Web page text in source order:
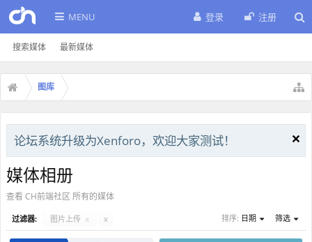
MENU
搜索媒体 最新媒体
登录 注册
图库
论坛系统升级为Xenforo，欢迎大家测试！
媒体相册
查看 CH前端社区 所有的媒体
过滤器: 图片上传 x x 排序: 日期 筛选